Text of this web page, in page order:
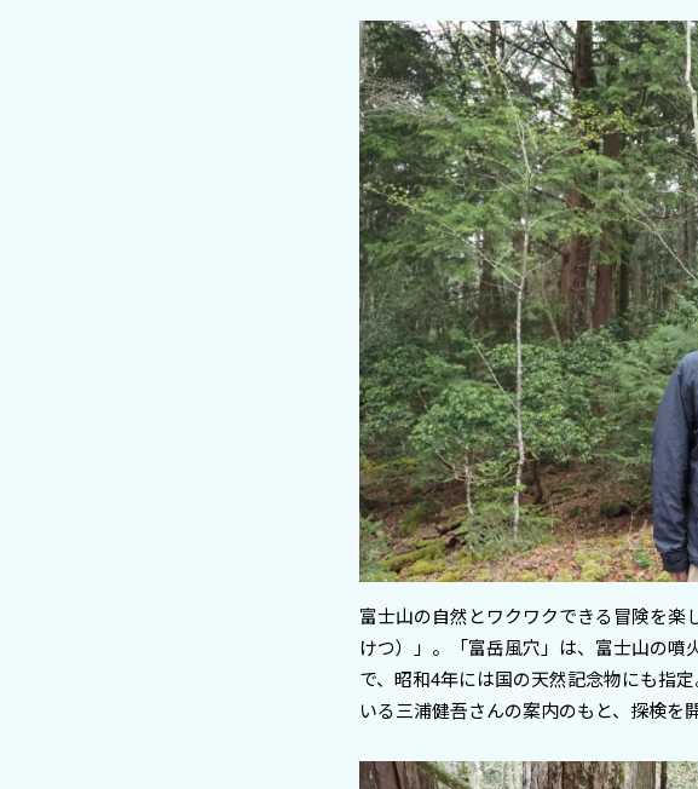
富士山の自然とワクワクできる冒険を楽
けつ）」。「富岳風穴」は、富士山の噴
で、昭和4年には国の天然記念物にも指
いる三浦健吾さんの案内のもと、探検を